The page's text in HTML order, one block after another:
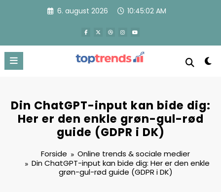
6. august 2026 10:45:04 AM
Din ChatGPT-input kan bide dig:
Her er den enkle grøn-gul-rød
guide (GDPR i DK)
Forside
Online trends & sociale medier
Din ChatGPT-input kan bide dig: Her er den enkle
grøn-gul-rød guide (GDPR i DK)